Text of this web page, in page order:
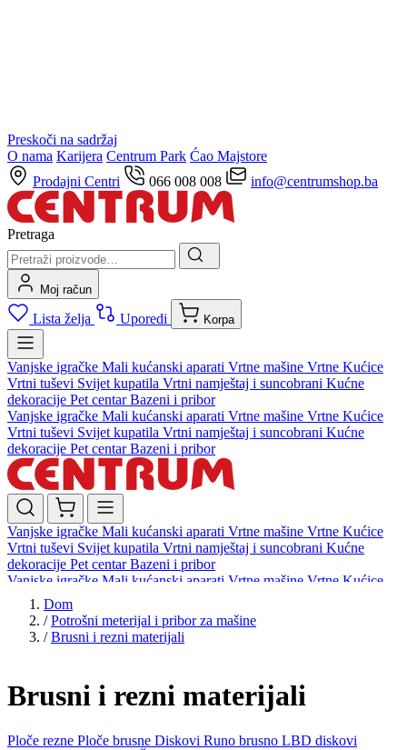
Preskoči na sadržaj
O nama Karijera Centrum Park Ćao Majstore
Prodajni Centri
066 008 008 info@centrumshop.ba
Pretraga
Moj račun
Lista želja Uporedi Korpa
Vanjske igračke Mali kućanski aparati Vrtne mašine Vrtne Kućice
Vrtni tuševi Svijet kupatila Vrtni namještaj i suncobrani Kućne
dekoracije Pet centarBazeni i pribor
Vanjske igračke Mali kućanski aparati Vrtne mašine Vrtne Kućice
Vrtni tuševi Svijet kupatila Vrtni namještaj i suncobrani Kućne
dekoracije Pet centarBazeni i pribor
Vanjske igračke Mali kućanski aparati Vrtne mašine Vrtne Kućice
Vrtni tuševi Svijet kupatila Vrtni namještaj i suncobrani Kućne
dekoracije Pet centarBazeni i pribor
Vanjske igračke Mali kućanski aparati Vrtne mašine Vrtne Kućice
Vrtni tuševi
dekoracijePet centar Bazeni i pribor
Dom
/ Potrošni meterijal i pribor za mašine
/ Brusni i rezni materijali
Brusni i rezni materijali
Ploče rezne Ploče brusne Diskovi Runo brusno LBD diskovi